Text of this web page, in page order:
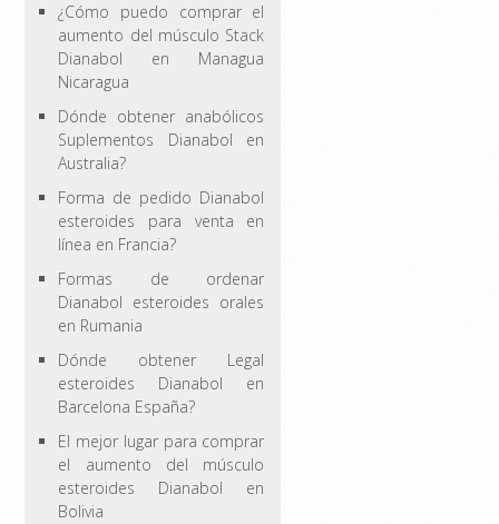
¿Cómo puedo comprar el
aumento del músculo Stack
Dianabol en Managua
Nicaragua
Dónde obtener anabólicos
Suplementos Dianabol en
Australia?
Forma de pedido Dianabol
esteroides para venta en
línea en Francia?
Formas de ordenar
Dianabol esteroides orales
en Rumania
Dónde obtener Legal
esteroides Dianabol en
Barcelona España?
El mejor lugar para comprar
el aumento del músculo
esteroides Dianabol en
Bolivia